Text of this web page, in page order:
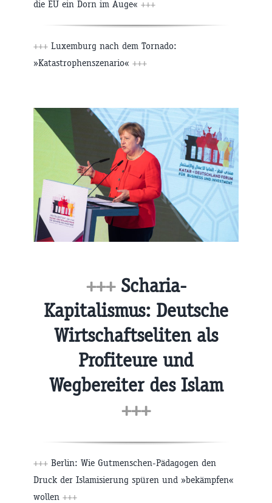
die EU ein Dorn im Auge« +++
+++ Luxemburg nach dem Tornado:
»Katastrophenszenario« +++
+++Scharia-
Kapitalismus: Deutsche
Wirtschaftseliten als
Profiteure und
Wegbereiter des Islam
+++
+++ Berlin: Wie Gutmenschen-Pädagogen den
Druck der Islamisierung spüren und »bekämpfen«
wollen +++